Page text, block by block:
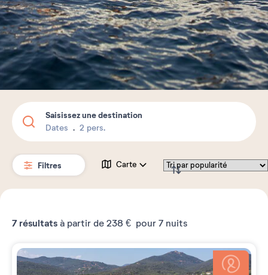
Saisissez une destination
Dates 2 pers.
Filtres Carte
7 résultats à partir de 238 € pour 7 nuits